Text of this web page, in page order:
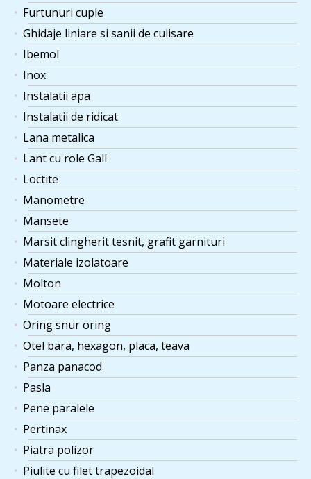
Furtunuri cuple
Ghidaje liniare si sanii de culisare
Ibemol
Inox
Instalatii apa
Instalatii de ridicat
Lana metalica
Lant cu role Gall
Loctite
Manometre
Mansete
Marsit clingherit tesnit, grafit garnituri
Materiale izolatoare
Molton
Motoare electrice
Oring snur oring
Otel bara, hexagon, placa, teava
Panza panacod
Pasla
Pene paralele
Pertinax
Piatra polizor
Piulite cu filet trapezoidal